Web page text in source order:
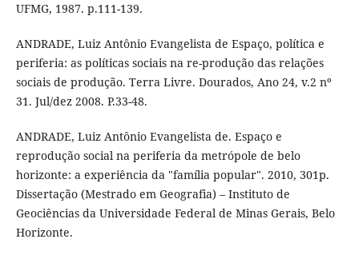
UFMG, 1987. p.111-139.
ANDRADE, Luiz Antônio Evangelista de Espaço, política e
periferia: as políticas sociais na re-produção das relações
sociais de produção. Terra Livre. Dourados, Ano 24, v.2 nº
31. Jul/dez 2008. P.33-48.
ANDRADE, Luiz Antônio Evangelista de. Espaço e
reprodução social na periferia da metrópole de belo
horizonte: a experiência da "família popular". 2010, 301p.
Dissertação (Mestrado em Geografia) – Instituto de
Geociências da Universidade Federal de Minas Gerais, Belo
Horizonte.